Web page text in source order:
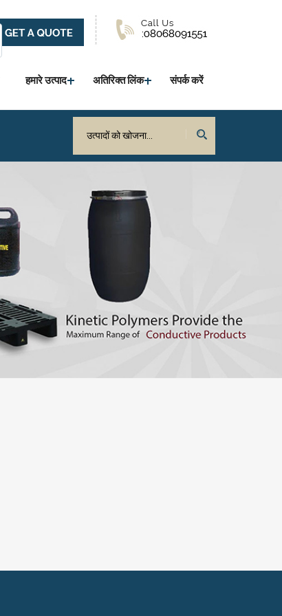
हमारे उत्पाद अतिरिक्त लिंक संपर्क करें